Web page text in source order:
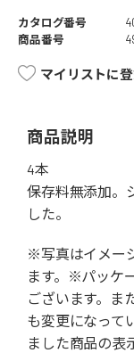
カタログ番号
商品番号
マイリストに
商品説明
4本
保存料無添加。
した。
※写真はイメー
ます。※パッケ
ございます。ま
も変更になって
ました商品の表